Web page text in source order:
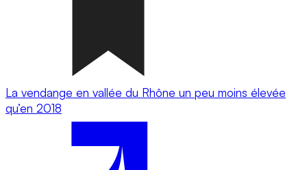
La vendange en vallée du Rhône un peu moins élevée
qu’en 2018